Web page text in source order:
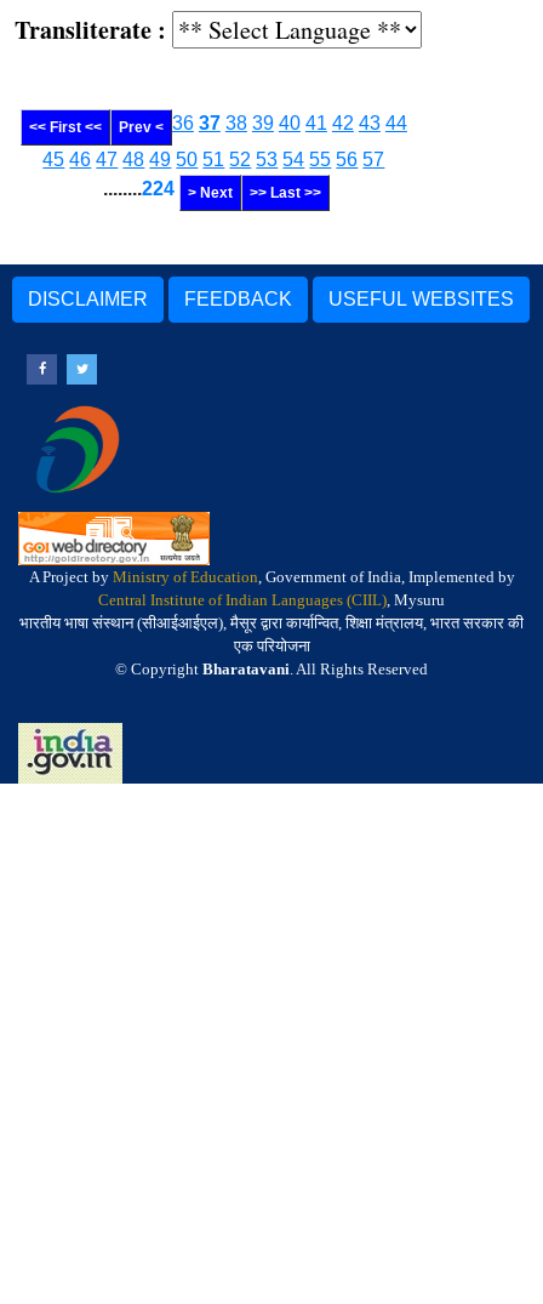
:
<< First << Prev < 36 37 38 39 40 41 42 43 44
45 46 47 48 49 50 51 52 53 54 55 56 57
........224 > Next >> Last >>
DISCLAIMER FEEDBACK USEFUL WEBSITES
A Project by Ministry of Education, Government of India, Implemented by
Central Institute of Indian Languages (CIIL), Mysuru
भारतीय भाषा संस्थान (सीआईआईएल), मैसूर द्वारा कार्यान्वित, शिक्षा मंत्रालय, भारत सरकार की
एक परियोजना
© Copyright Bharatavani. All Rights Reserved